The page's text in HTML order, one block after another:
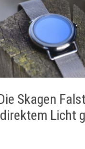
Skagen
Licht